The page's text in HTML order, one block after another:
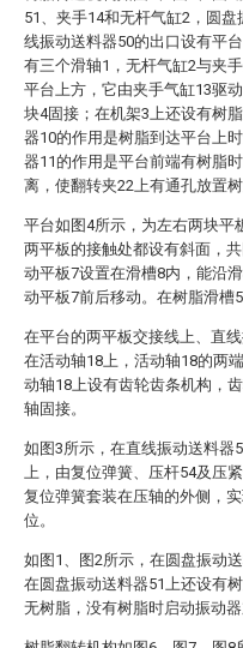
51、夹手14和无杆气缸2，圆
线振动送料器50的出口设有平
有三个滑轴1，无杆气缸2与夹
平台上方，它由夹手气缸13驱
块4固接；在机架3上还设有树
器10的作用是树脂到达平台上
器11的作用是平台前端有树脂
离，使翻转夹22上有通孔放置树
平台如图4所示，为左右两块平
两平板的接触处都设有斜面，
动平板7设置在滑槽8内，能沿
动平板7前后移动。在树脂滑槽
在平台的两平板交接线上、直
在活动轴18上，活动轴18的两
动轴18上设有齿轮齿条机构，
轴固接。
如图3所示，在直线振动送料器
上，由复位弹簧、压杆54及压
复位弹簧套装在压轴的外侧，
位。
如图1、图2所示，在圆盘振动
在圆盘振动送料器51上还设有
无树脂，没有树脂时启动振动器